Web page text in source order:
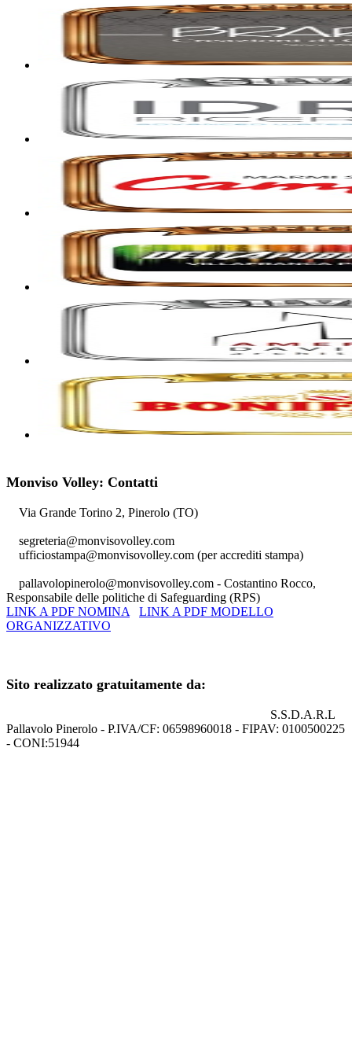
Monviso Volley: Contatti
Via Grande Torino 2, Pinerolo (TO)
segreteria@monvisovolley.com
ufficiostampa@monvisovolley.com (per accrediti stampa)
pallavolopinerolo@monvisovolley.com - Costantino Rocco,
Responsabile delle politiche di Safeguarding (RPS)
LINK A PDF NOMINA
LINK A PDF MODELLO
ORGANIZZATIVO
Sito realizzato gratuitamente da:
S.S.D.A.R.L
Pallavolo Pinerolo - P.IVA/CF: 06598960018 - FIPAV: 0100500225
- CONI:51944